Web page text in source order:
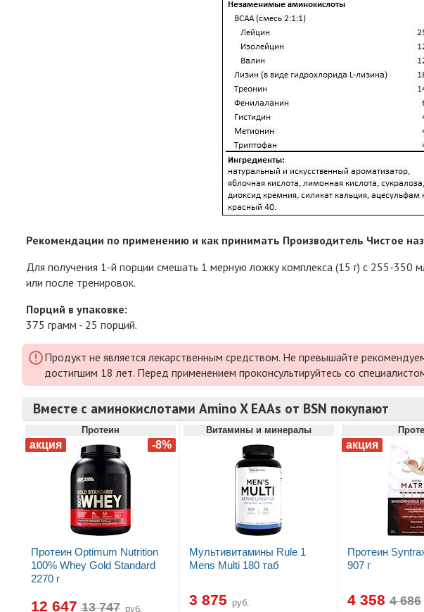
Рекомендации по применению и как принимать Производитель Чистое
Для получения 1-й порции смешать 1 мерную ложку комплекса (15 г) с 255-350
или после тренировок.
Порций в упаковке:
375 грамм - 25 порций.
Продукт не является лекарственным средством. Не превышайте
достигшим 18 лет. Перед применением проконсультируйтесь со
Вместе с аминокислотами Amino X EAAs от BSN покупают
Протеин
Протеин Optimum Nutrition
100% Whey Gold Standard
2270 г
12 647 руб.
Витамины и минералы
Мультивитамины Rule 1
Mens Multi 180 таб
3 875 руб.
Протеин
907 г
4 358